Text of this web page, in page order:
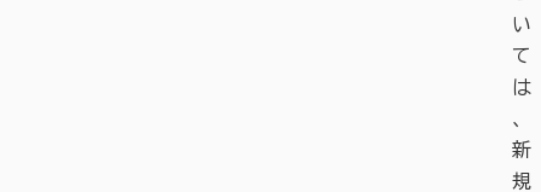
い
て
は
、
新
規